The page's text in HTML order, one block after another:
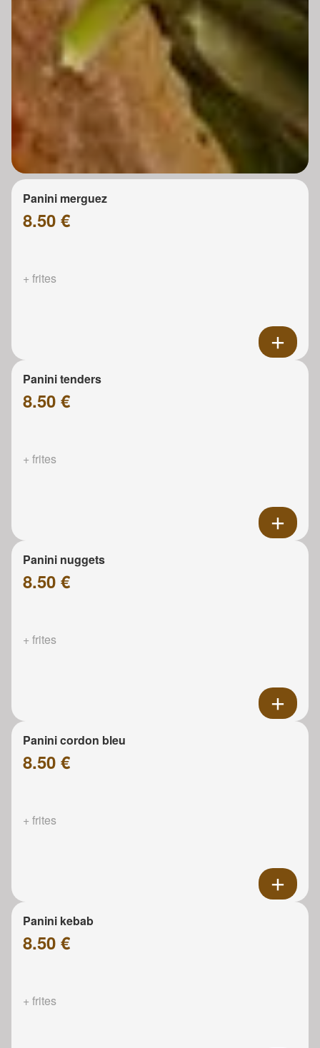
Panini merguez
8.50 €
+ frites
Panini tenders
8.50 €
+ frites
Panini nuggets
8.50 €
+ frites
Panini cordon bleu
8.50 €
+ frites
Panini kebab
8.50 €
+ frites